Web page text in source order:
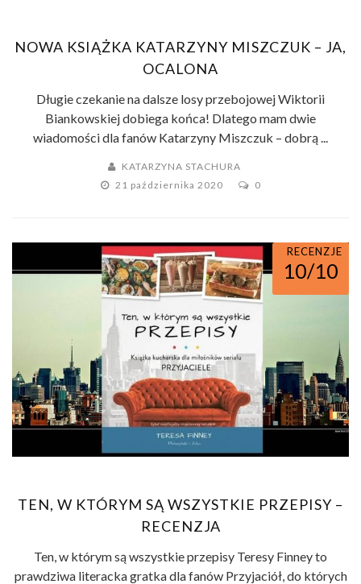
NOWA KSIĄŻKA KATARZYNY MISZCZUK – JA,
OCALONA
Długie czekanie na dalsze losy przebojowej Wiktorii
Biankowskiej dobiega końca! Dlatego mam dwie
wiadomości dla fanów Katarzyny Miszczuk – dobrą ...
KATARZYNA STACHURA
21 października 2020
0
RECENZJE
10/10
TEN, W KTÓRYM SĄ WSZYSTKIE PRZEPISY –
RECENZJA
Ten, w którym są wszystkie przepisy Teresy Finney to
prawdziwa literacka gratka dla fanów Przyjaciół, do których